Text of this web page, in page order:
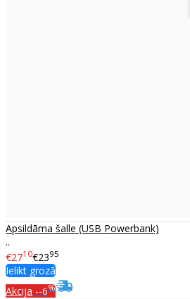
Apsildāma šalle (USB Powerbank)
..
€2710€2395
Ielikt grozā
Akcija --6%